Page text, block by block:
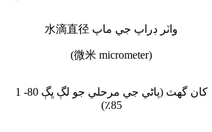
水滴直径 واٽر ڊراپ جي ماپ
(微米 micrometer)
1 کان گهٽ (پاڻي جي مرحلي جو لڳ ڀڳ 80-
85٪)